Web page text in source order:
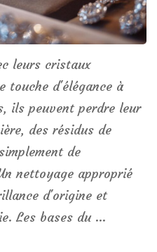
leurs cristaux
touche d'élégance à
ils peuvent perdre leur
des résidus de
de
nettoyage approprié
d'origine et
Les bases du …